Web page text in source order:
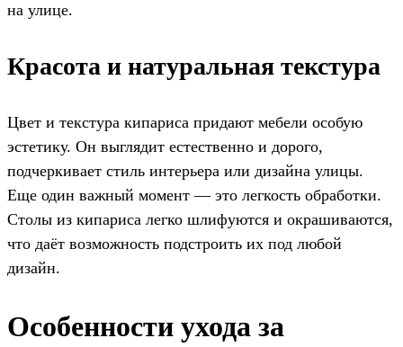
на улице.
Красота и натуральная текстура
Цвет и текстура кипариса придают мебели особую
эстетику. Он выглядит естественно и дорого,
подчеркивает стиль интерьера или дизайна улицы.
Еще один важный момент — это легкость обработки.
Столы из кипариса легко шлифуются и окрашиваются,
что даёт возможность подстроить их под любой
дизайн.
Особенности ухода за